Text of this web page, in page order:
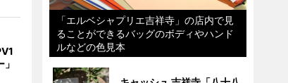
「エルベシャプリエ吉祥寺」の店内で見
ることができるバッグのボディやハンド
ルなどの色見本